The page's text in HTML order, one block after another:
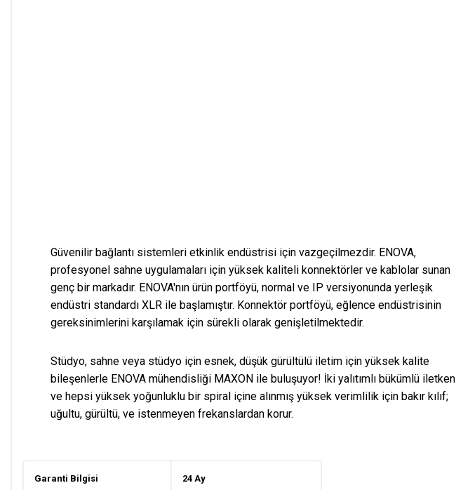
Güvenilir bağlantı sistemleri etkinlik endüstrisi için vazgeçilmezdir. ENOVA,
profesyonel sahne uygulamaları için yüksek kaliteli konnektörler ve kablolar sunan
genç bir markadır. ENOVA'nın ürün portföyü, normal ve IP versiyonunda yerleşik
endüstri standardı XLR ile başlamıştır. Konnektör portföyü, eğlence endüstrisinin
gereksinimlerini karşılamak için sürekli olarak genişletilmektedir.
Stüdyo, sahne veya stüdyo için esnek, düşük gürültülü iletim için yüksek kalite
bileşenlerle ENOVA mühendisliği MAXON ile buluşuyor! İki yalıtımlı bükümlü iletken
ve hepsi yüksek yoğunluklu bir spiral içine alınmış yüksek verimlilik için bakır kılıf;
uğultu, gürültü, ve istenmeyen frekanslardan korur.
Garanti Bilgisi 24 Ay